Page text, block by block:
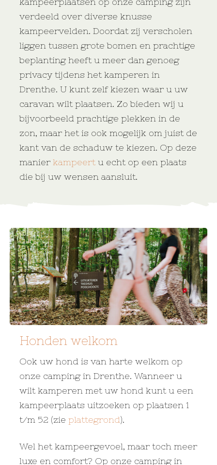
verdeeld over diverse knusse
kampeervelden. Doordat zij verscholen
liggen tussen grote bomen en prachtige
beplanting heeft u meer dan genoeg
privacy tijdens het kamperen in
Drenthe. U kunt zelf kiezen waar u uw
caravan wilt plaatsen. Zo bieden wij u
bijvoorbeeld prachtige plekken in de
zon, maar het is ook mogelijk om juist de
kant van de schaduw te kiezen. Op deze
manier kampeertu echt op een plaats
die bij uw wensen aansluit.
Honden welkom
Ook uw hond is van harte welkom op
onze camping in Drenthe. Wanneer u
wilt kamperen met uw hond kunt u een
kampeerplaats uitzoeken op plaatsen 1
t/m 52 (zie plattegrond).
Wel het kampeergevoel, maar toch meer
luxe en comfort? Op onze camping in